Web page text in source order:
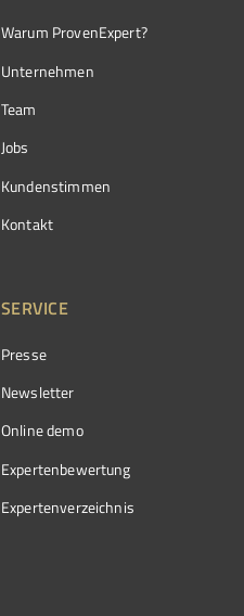
Warum ProvenExpert?
Unternehmen
Team
Jobs
Kundenstimmen
Kontakt
SERVICE
Presse
Newsletter
Online demo
Expertenbewertung
Expertenverzeichnis